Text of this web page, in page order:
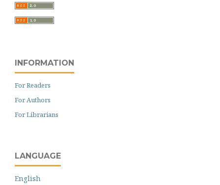
INFORMATION
For Readers
For Authors
For Librarians
LANGUAGE
English